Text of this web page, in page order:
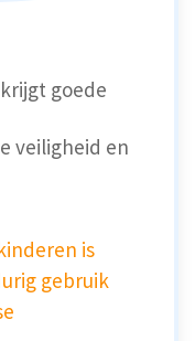
goede
veiligheid en
is
gebruik